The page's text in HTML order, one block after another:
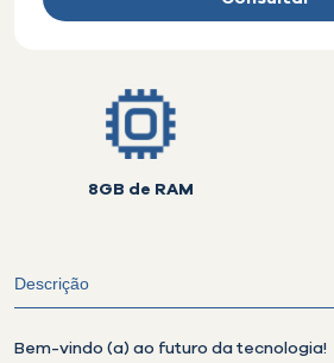
8GB de RAM
Descrição
Bem-vindo (a) ao futuro da tecnologia!